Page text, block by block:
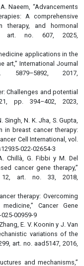
Naeem, “Advancements
A comprehensive
therapy, and hormonal
art. no. 607, 2025,
applications in the
art,” International Journal
2017,
Challenges and potential
pp. 394–402, 2023,
Singh, N. K. Jha, S. Gupta,
in breast cancer therapy:
Cell International, vol.
022-02654-3
Chillà, G. Fibbi y M. Del
cancer gene therapy,”
art. no. 33, 2018,
therapy: Overcoming
Cancer Gene
00959-9
E. V. Koonin y J. Van
variations of the
art. no. aad5147, 2016,
and mechanisms,”